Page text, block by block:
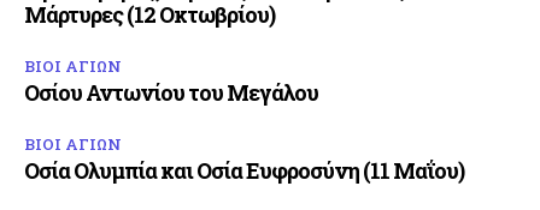
Μάρτυρες (12 Οκτωβρίου)
ΒΙΟΙ ΑΓΙΩΝ
Οσίου Αντωνίου του Μεγάλου
ΒΙΟΙ ΑΓΙΩΝ
Οσία Ολυμπία και Οσία Ευφροσύνη (11 Μαΐου)